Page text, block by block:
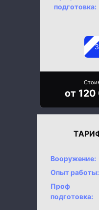
подготовка:
от
Вооружение:
Опыт работы:
Проф
подготовка: